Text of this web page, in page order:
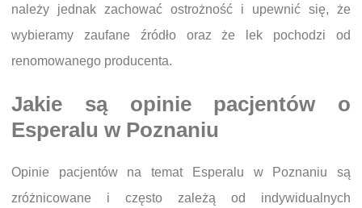
należy jednak zachować ostrożność i upewnić się, że
wybieramy zaufane źródło oraz że lek pochodzi od
renomowanego producenta.
Jakie są opinie pacjentów o
Esperalu w Poznaniu
Opinie pacjentów na temat Esperalu w Poznaniu są
zróżnicowane i często zależą od indywidualnych